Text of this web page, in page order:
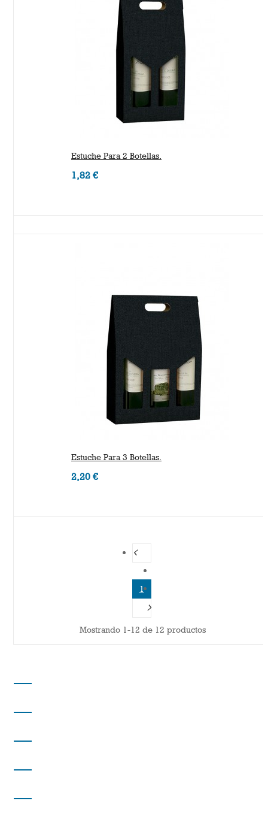
Estuche Para 2 Botellas.
1,82 €
Estuche Para 3 Botellas.
2,20 €
1
Mostrando 1-12 de 12 productos